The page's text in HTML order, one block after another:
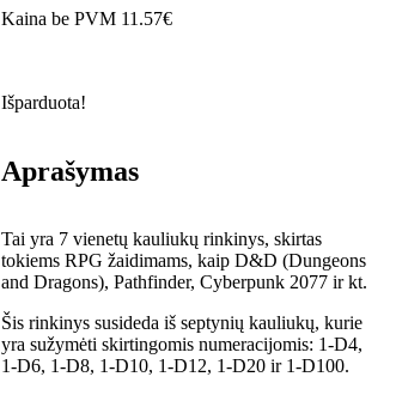
Kaina be PVM 11.57€
Išparduota!
Aprašymas
Tai yra 7 vienetų kauliukų rinkinys, skirtas
tokiems RPG žaidimams, kaip D&D (Dungeons
and Dragons), Pathfinder, Cyberpunk 2077 ir kt.
Šis rinkinys susideda iš septynių kauliukų, kurie
yra sužymėti skirtingomis numeracijomis: 1-D4,
1-D6, 1-D8, 1-D10, 1-D12, 1-D20 ir 1-D100.